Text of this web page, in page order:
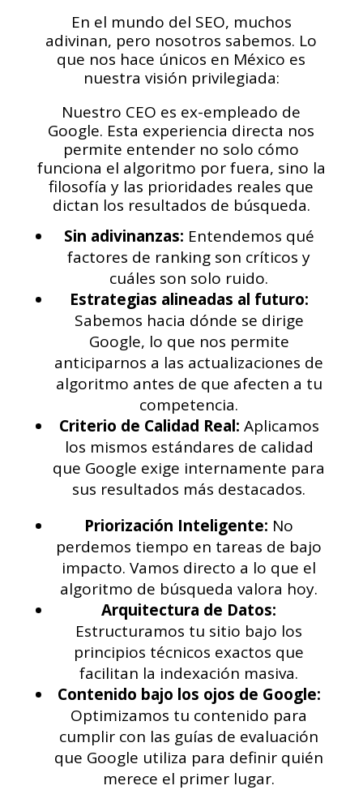
En el mundo del SEO, muchos
adivinan, pero nosotros sabemos. Lo
que nos hace únicos en México es
nuestra visión privilegiada:
Nuestro CEO es ex-empleado de
Google. Esta experiencia directa nos
permite entender no solo cómo
funciona el algoritmo por fuera, sino la
filosofía y las prioridades reales que
dictan los resultados de búsqueda.
Sin adivinanzas: Entendemos qué
factores de ranking son críticos y
cuáles son solo ruido.
Estrategias alineadas al futuro:
Sabemos hacia dónde se dirige
Google, lo que nos permite
anticiparnos a las actualizaciones de
algoritmo antes de que afecten a tu
competencia.
Criterio de Calidad Real: Aplicamos
los mismos estándares de calidad
que Google exige internamente para
sus resultados más destacados.
Priorización Inteligente: No
perdemos tiempo en tareas de bajo
impacto. Vamos directo a lo que el
algoritmo de búsqueda valora hoy.
Arquitectura de Datos:
Estructuramos tu sitio bajo los
principios técnicos exactos que
facilitan la indexación masiva.
Contenido bajo los ojos de Google:
Optimizamos tu contenido para
cumplir con las guías de evaluación
que Google utiliza para definir quién
merece el primer lugar.